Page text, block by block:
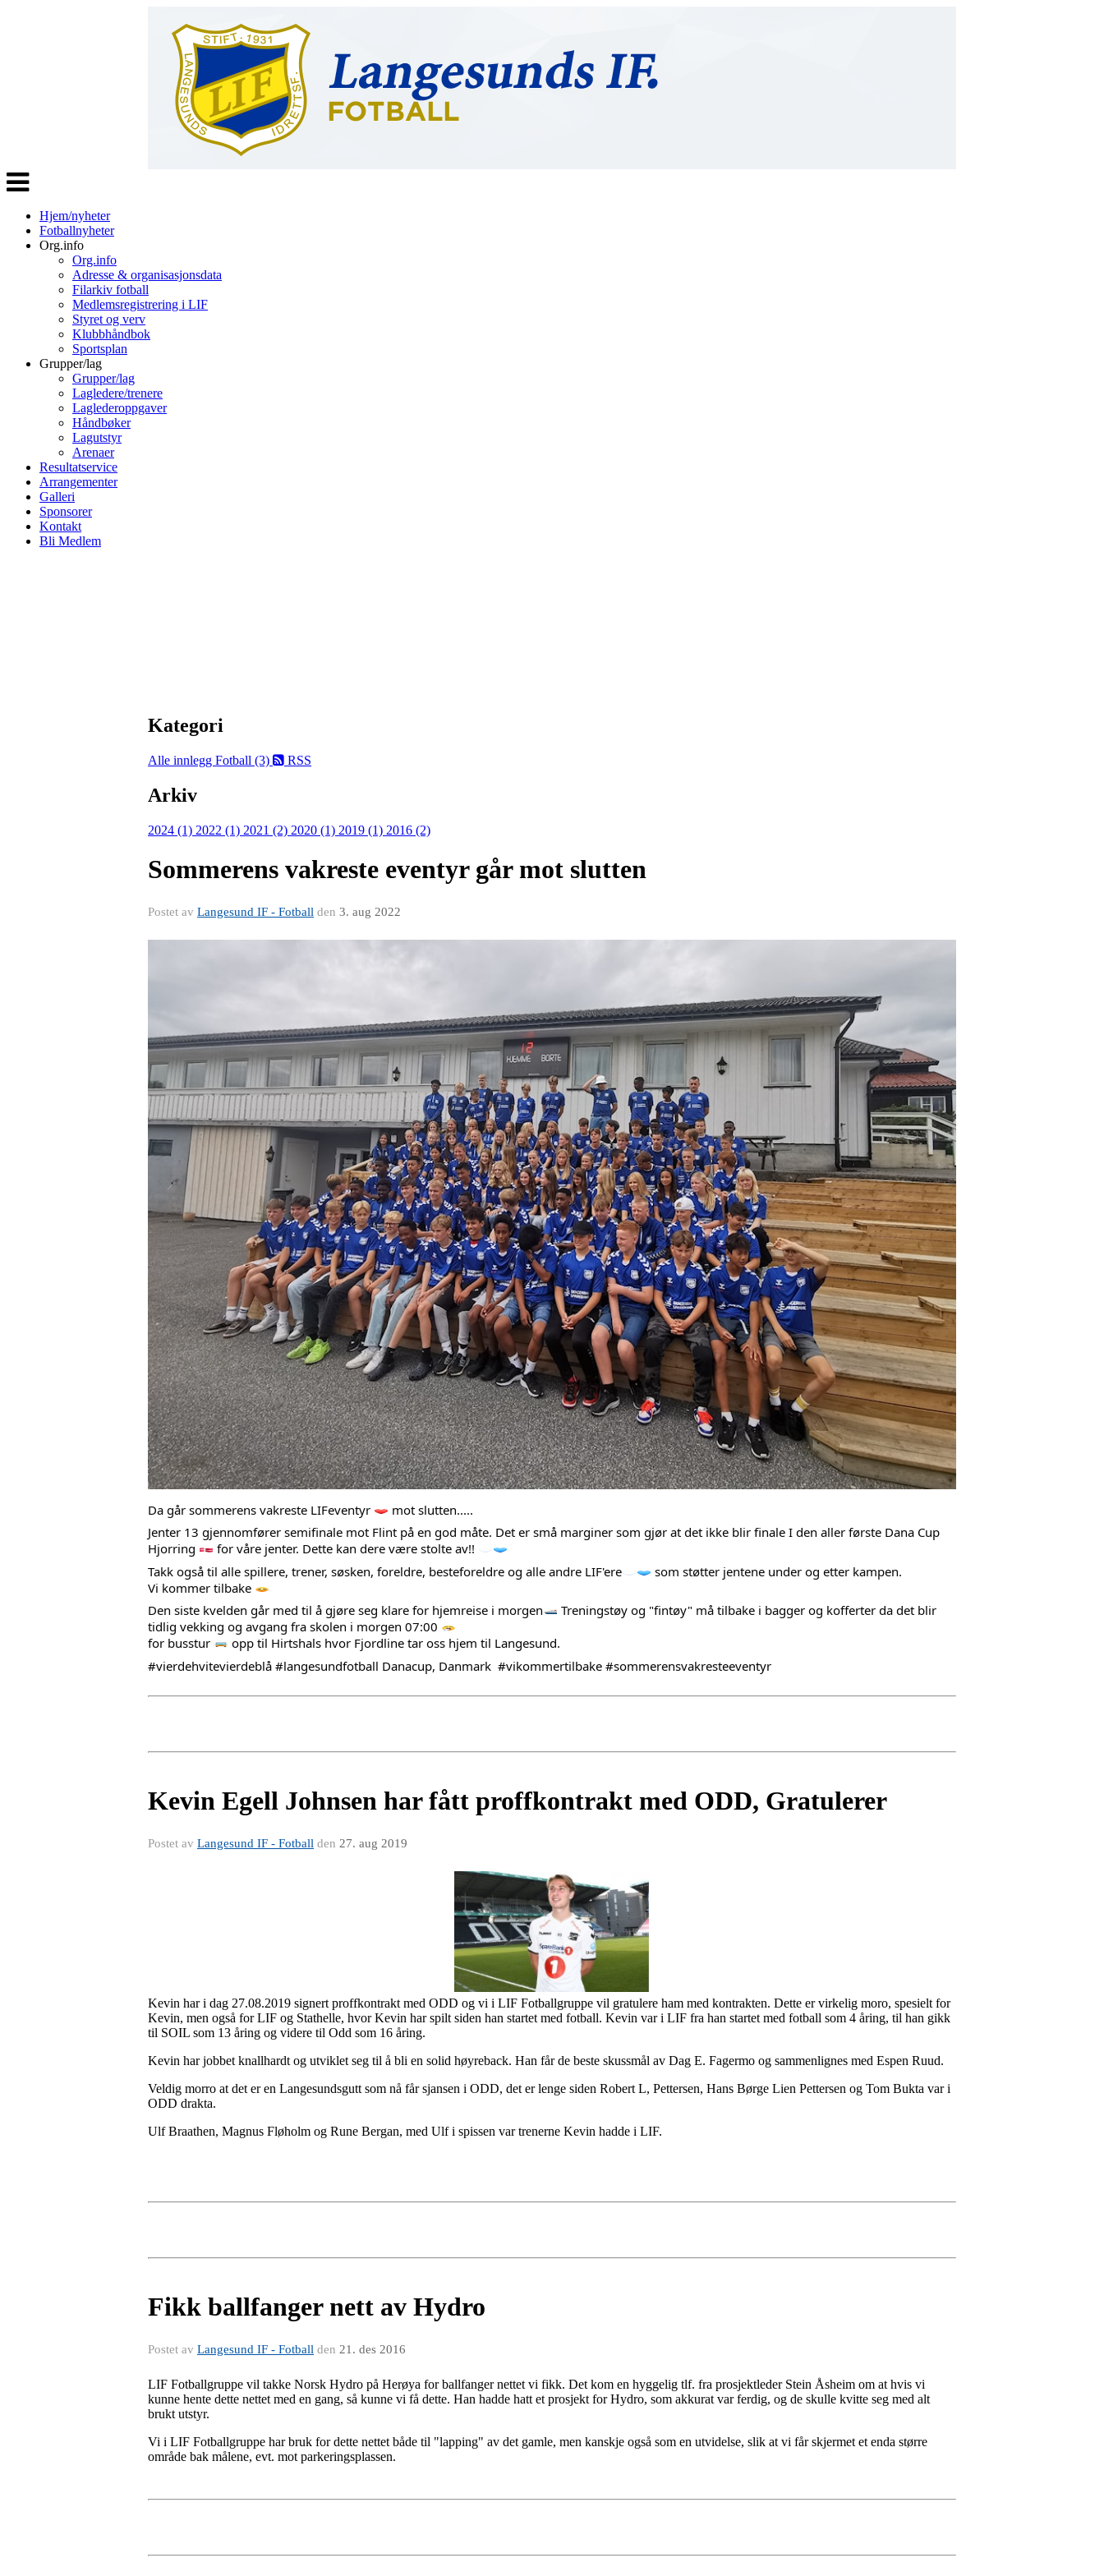
Veksle
navigasjon
Hjem/nyheter
Fotballnyheter
Org.info
Org.info
Adresse & organisasjonsdata
Filarkiv fotball
Medlemsregistrering i LIF
Styret og verv
Klubbhåndbok
Sportsplan
Grupper/lag
Grupper/lag
Lagledere/trenere
Laglederoppgaver
Håndbøker
Lagutstyr
Arenaer
Resultatservice
Arrangementer
Galleri
Sponsorer
Kontakt
Bli Medlem
Kategori
Alle innlegg Fotball (3) RSS
Arkiv
2024 (1) 2022 (1) 2021 (2) 2020 (1) 2019 (1) 2016 (2)
Sommerens vakreste eventyr går mot slutten
Postet av Langesund IF - Fotball den 3. aug 2022
Da går sommerens vakreste LIFeventyr
mot slutten.....
Jenter 13 gjennomfører semifinale mot Flint på en god måte. Det er små marginer som gjør at det ikke blir finale I den aller første Dana Cup
Hjorring
for våre jenter. Dette kan dere være stolte av!!
Takk også til alle spillere, trener, søsken, foreldre, besteforeldre og alle andre LIF'ere
som støtter jentene under og etter kampen.
Vi kommer tilbake
Den siste kvelden går med til å gjøre seg klare for hjemreise i morgen
Treningstøy og "fintøy" må tilbake i bagger og kofferter da det blir
tidlig vekking og avgang fra skolen i morgen 07:00
for busstur
opp til Hirtshals hvor Fjordline tar oss hjem til Langesund.
#vierdehvitevierdeblå #langesundfotball Danacup, Danmark #vikommertilbake #sommerensvakresteeventyr
Kevin Egell Johnsen har fått proffkontrakt med ODD, Gratulerer
Postet av Langesund IF - Fotball den 27. aug 2019
Kevin har i dag 27.08.2019 signert proffkontrakt med ODD og vi i LIF Fotballgruppe vil gratulere ham med kontrakten. Dette er virkelig moro, spesielt for
Kevin, men også for LIF og Stathelle, hvor Kevin har spilt siden han startet med fotball. Kevin var i LIF fra han startet med fotball som 4 åring, til han gikk
til SOIL som 13 åring og videre til Odd som 16 åring.
Kevin har jobbet knallhardt og utviklet seg til å bli en solid høyreback. Han får de beste skussmål av Dag E. Fagermo og sammenlignes med Espen Ruud.
Veldig morro at det er en Langesundsgutt som nå får sjansen i ODD, det er lenge siden Robert L, Pettersen, Hans Børge Lien Pettersen og Tom Bukta var i
ODD drakta.
Ulf Braathen, Magnus Fløholm og Rune Bergan, med Ulf i spissen var trenerne Kevin hadde i LIF.
Fikk ballfanger nett av Hydro
Postet av Langesund IF - Fotball den 21. des 2016
LIF Fotballgruppe vil takke Norsk Hydro på Herøya for ballfanger nettet vi fikk. Det kom en hyggelig tlf. fra prosjektleder Stein Åsheim om at hvis vi
kunne hente dette nettet med en gang, så kunne vi få dette. Han hadde hatt et prosjekt for Hydro, som akkurat var ferdig, og de skulle kvitte seg med alt
brukt utstyr.
Vi i LIF Fotballgruppe har bruk for dette nettet både til "lapping" av det gamle, men kanskje også som en utvidelse, slik at vi får skjermet et enda større
område bak målene, evt. mot parkeringsplassen.